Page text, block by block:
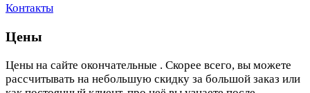
Контакты
Цены
Цены на сайте окончательные . Скорее всего, вы можете
рассчитывать на небольшую скидку за большой заказ или